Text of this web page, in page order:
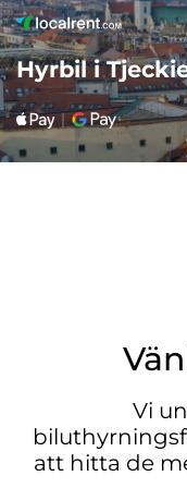
Hyrbil i
Vi
att hitta de